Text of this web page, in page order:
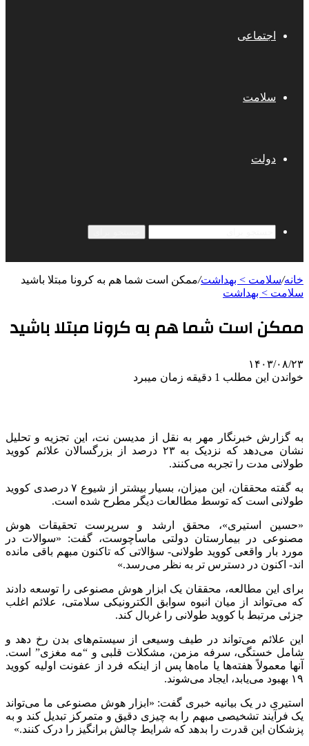
اجتماعی
سلامت
دولت
خانه/سلامت > بهداشت/ممکن است شما هم به کرونا مبتلا باشید
سلامت > بهداشت
ممکن است شما هم به کرونا مبتلا باشید
۱۴۰۳/۰۸/۲۳
خواندن این مطلب 1 دقیقه زمان میبرد
به گزارش خبرنگار مهر به نقل از مدیسن نت، این تجزیه و تحلیل
نشان می‌دهد که نزدیک به ۲۳ درصد از بزرگسالان علائم کووید
طولانی مدت را تجربه می‌کنند.
به گفته محققان، این میزان، بسیار بیشتر از شیوع ۷ درصدی کووید
طولانی است که توسط مطالعات دیگر مطرح شده است.
«حسین استیری»، محقق ارشد و سرپرست تحقیقات هوش
مصنوعی در بیمارستان دولتی ماساچوست، گفت: «سوالات در
مورد بار واقعی کووید طولانی- سؤالاتی که تاکنون مبهم باقی مانده
اند- اکنون در دسترس تر به نظر می‌رسد.»
برای این مطالعه، محققان یک ابزار هوش مصنوعی را توسعه دادند
که می‌تواند از میان انبوه سوابق الکترونیکی سلامتی، علائم اغلب
جزئی مرتبط با کووید طولانی را غربال کند.
این علائم می‌تواند در طیف وسیعی از سیستم‌های بدن رخ دهد و
شامل خستگی، سرفه مزمن، مشکلات قلبی و “مه مغزی” است.
آنها معمولاً هفته‌ها یا ماه‌ها پس از اینکه فرد از عفونت اولیه کووید
۱۹ بهبود می‌یابد، ایجاد می‌شوند.
استیری در یک بیانیه خبری گفت: «ابزار هوش مصنوعی ما می‌تواند
یک فرآیند تشخیصی مبهم را به چیزی دقیق و متمرکز تبدیل کند و به
پزشکان این قدرت را بدهد که شرایط چالش برانگیز را درک کنند.»